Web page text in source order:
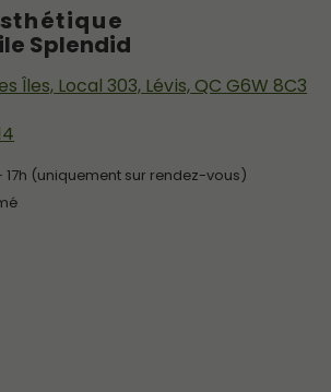
Splendid
Îles, Local 303, Lévis, QC G6W 8C3
17h (uniquement sur rendez-vous)